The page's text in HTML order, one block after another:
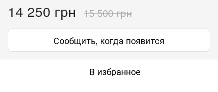
14 250 грн 15 500 грн
Сообщить, когда появится
В избранное